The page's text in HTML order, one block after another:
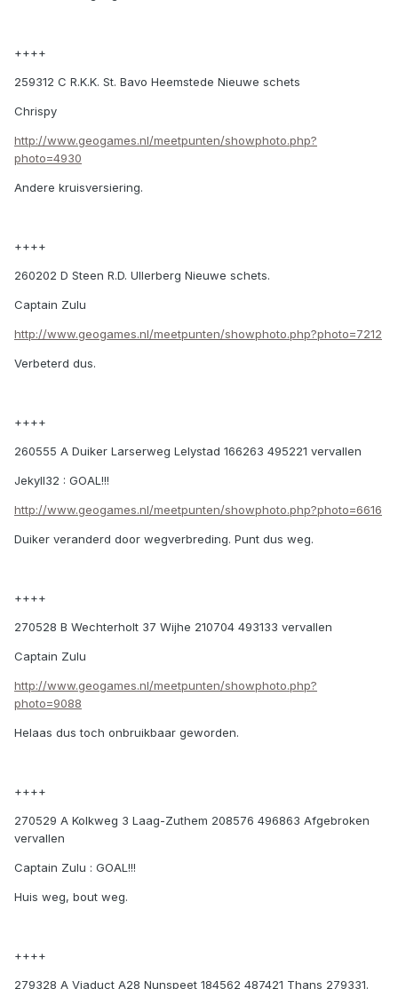
++++
259312 C R.K.K. St. Bavo Heemstede Nieuwe schets
Chrispy
http://www.geogames.nl/meetpunten/showphoto.php?
photo=4930
Andere kruisversiering.
++++
260202 D Steen R.D. Ullerberg Nieuwe schets.
Captain Zulu
http://www.geogames.nl/meetpunten/showphoto.php?photo=7212
Verbeterd dus.
++++
260555 A Duiker Larserweg Lelystad 166263 495221 vervallen
Jekyll32 : GOAL!!!
http://www.geogames.nl/meetpunten/showphoto.php?photo=6616
Duiker veranderd door wegverbreding. Punt dus weg.
++++
270528 B Wechterholt 37 Wijhe 210704 493133 vervallen
Captain Zulu
http://www.geogames.nl/meetpunten/showphoto.php?
photo=9088
Helaas dus toch onbruikbaar geworden.
++++
270529 A Kolkweg 3 Laag-Zuthem 208576 496863 Afgebroken
vervallen
Captain Zulu : GOAL!!!
Huis weg, bout weg.
++++
279328 A Viaduct A28 Nunspeet 184562 487421 Thans 279331.